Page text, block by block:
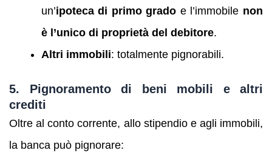
un’ipoteca di primo grado e l’immobile non
è l’unico di proprietà del debitore.
Altri immobili: totalmente pignorabili.
5. Pignoramento di beni mobili e altri
crediti
Oltre al conto corrente, allo stipendio e agli immobili,
la banca può pignorare: